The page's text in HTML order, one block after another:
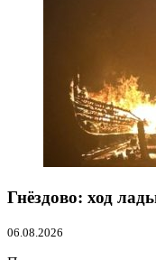
Гнёздово: ход
06.08.2026